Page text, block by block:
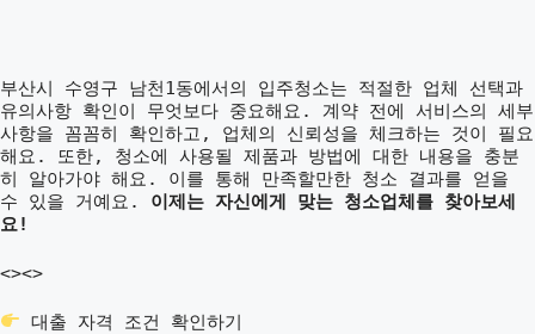
부산시 수영구 남천1동에서의 입주청소는 적절한 업체 선택과
유의사항 확인이 무엇보다 중요해요. 계약 전에 서비스의 세부
사항을 꼼꼼히 확인하고, 업체의 신뢰성을 체크하는 것이 필요
해요. 또한, 청소에 사용될 제품과 방법에 대한 내용을 충분
히 알아가야 해요. 이를 통해 만족할만한 청소 결과를 얻을
수 있을 거예요. 이제는 자신에게 맞는 청소업체를 찾아보세
요!
<><>
대출 자격 조건 확인하기